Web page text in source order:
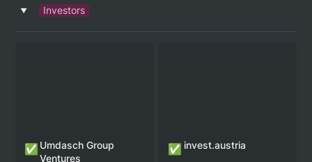
‣ Investors
✅ Umdasch Group
Ventures
✅ invest.austria